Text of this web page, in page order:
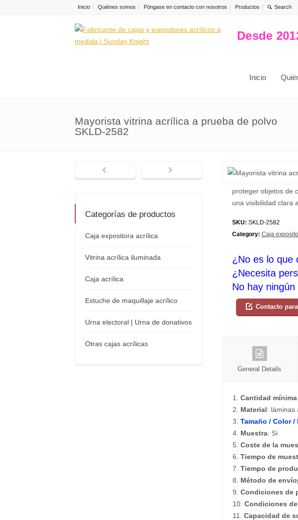
Inicio Quiénes somos Póngase en contacto con nosotros Productos
Desde
Inicio
Mayorista vitrina acrílica a prueba de polvo
SKLD-2582
proteger objetos de
una visibilidad clara
SKU: SKLD-2582
Category: Caja
¿No es lo que
¿Necesita
No hay ningún
Contacto
General Details
1. Cantidad
2. Material: láminas
3. Tamaño / Color
4. Muestra: Sí
5. Coste de la
6. Tiempo de
7. Tiempo de
8. Método de envío
9. Condiciones de
10. Condiciones
11. Capacidad de
Categorías de productos
Caja expositora acrílica
Vitrina acrílica iluminada
Caja acrílica
Estuche de maquillaje acrílico
Urna electoral | Urna de donativos
Otras cajas acrílicas